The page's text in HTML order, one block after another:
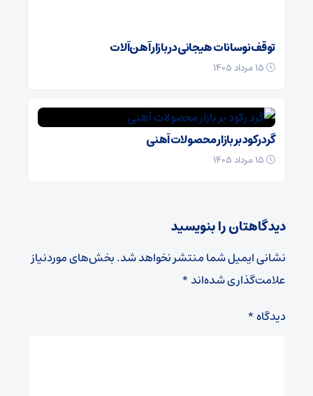
توقف نوسانات هیجانی در بازار آهن‌آلات
گرد رکود بر بازار محصولات آهنی
دیدگاهتان را بنویسید
نشانی ایمیل شما منتشر نخواهد شد.بخش‌های موردنیاز
علامت‌گذاری شده‌اند*
دیدگاه*